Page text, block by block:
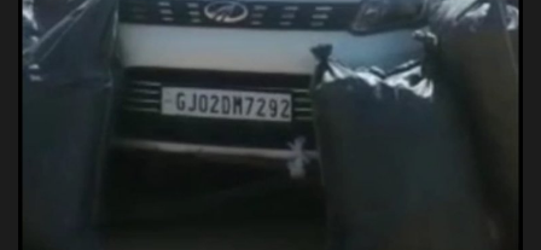
एजुकेशन & करियर
हेल्थ & लाइफ स्टाइल